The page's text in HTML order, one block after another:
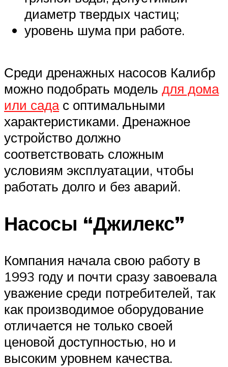
диаметр твердых частиц;
уровень шума при работе.
Среди дренажных насосов Калибр
можно подобрать модель для дома
или садас оптимальными
характеристиками. Дренажное
устройство должно
соответствовать сложным
условиям эксплуатации, чтобы
работать долго и без аварий.
Насосы “Джилекс”
Компания начала свою работу в
1993 году и почти сразу завоевала
уважение среди потребителей, так
как производимое оборудование
отличается не только своей
ценовой доступностью, но и
высоким уровнем качества.